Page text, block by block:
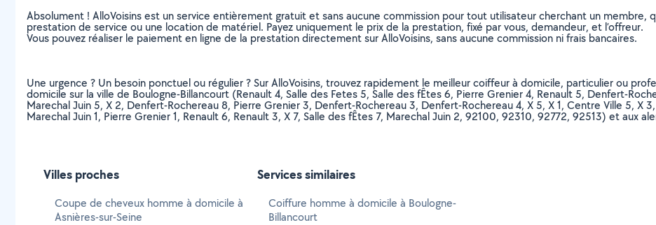
Absolument ! AlloVoisins est un service entièrement gratuit et sans aucune commission pour tout utilisateur cherchant un membre,
prestation de service ou une location de matériel. Payez uniquement le prix de la prestation, fixé par vous, demandeur, et l’offreur.
Vous pouvez réaliser le paiement en ligne de la prestation directement sur AlloVoisins, sans aucune commission ni frais bancaires.
Une urgence ? Un besoin ponctuel ou régulier ? Sur AlloVoisins, trouvez rapidement le meilleur coiffeur à domicile, particulier ou
domicile sur la ville de Boulogne-Billancourt (Renault 4, Salle des Fetes 5, Salle des fÊtes 6, Pierre Grenier 4, Renault 5, Denfert-
Marechal Juin 5, X 2, Denfert-Rochereau 8, Pierre Grenier 3, Denfert-Rochereau 3, Denfert-Rochereau 4, X 5, X 1, Centre Ville 5, X
Marechal Juin 1, Pierre Grenier 1, Renault 6, Renault 3, X 7, Salle des fÊtes 7, Marechal Juin 2, 92100, 92310, 92772, 92513) et aux
Villes proches
Coupe de cheveux homme à domicile à
Asnières-sur-Seine
Services similaires
Coiffure homme à domicile à Boulogne-
Billancourt